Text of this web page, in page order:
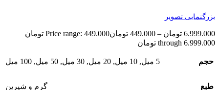
بزرگنمایی تصویر
6.999.000 تومان –
449.000 تومان
Price range: 449.000 تومان
through 6.999.000 تومان
حجم 5 میل , 10 میل , 20 میل , 30 میل , 50 میل , 100 میل
طبع گرم و شیرین